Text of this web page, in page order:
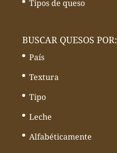
Tipos de queso
BUSCAR QUESOS POR:
País
Textura
Tipo
Leche
Alfabéticamente